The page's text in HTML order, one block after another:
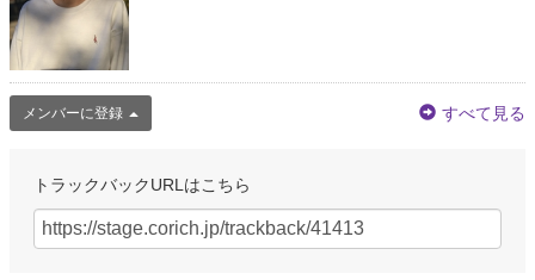
メンバーに登録 すべて見る
トラックバックURLはこちら